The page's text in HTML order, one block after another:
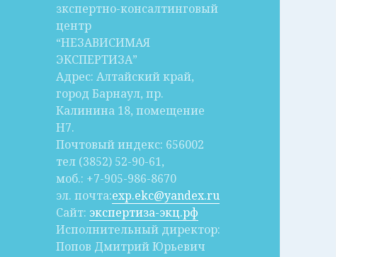
зкспертно-консалтинговый
центр
“НЕЗАВИСИМАЯ
ЭКСПЕРТИЗА”
Адрес: Алтайский край,
город Барнаул, пр.
Калинина 18, помещение
Н7.
Почтовый индекс: 656002
тел (3852) 52-90-61,
моб.: +7-905-986-8670
эл. почта:exp.ekc@yandex.ru
Сайт: экспертиза-экц.рф
Исполнительный директор:
Попов Дмитрий Юрьевич